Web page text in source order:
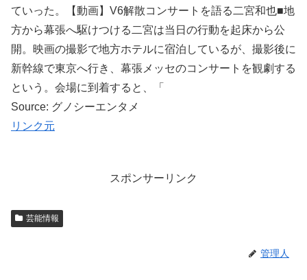
ていった。【動画】V6解散コンサートを語る二宮和也■地
方から幕張へ駆けつける二宮は当日の行動を起床から公
開。映画の撮影で地方ホテルに宿泊しているが、撮影後に
新幹線で東京へ行き、幕張メッセのコンサートを観劇する
という。会場に到着すると、「
Source: グノシーエンタメ
リンク元
スポンサーリンク
芸能情報
管理人